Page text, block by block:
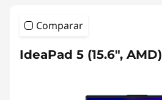
Comparar
IdeaPad 5 (15.6", AMD)